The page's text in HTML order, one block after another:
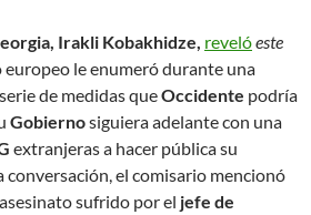
Irakli Kobakhidze, revelóeste
europeo le enumeró durante una
de medidas queOccidente podría
Gobiernosiguiera adelante con una
extranjeras a hacer pública su
el comisario mencionó
sufrido por el jefe de